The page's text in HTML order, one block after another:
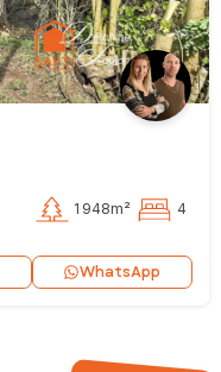
1 948m² 4
WhatsApp